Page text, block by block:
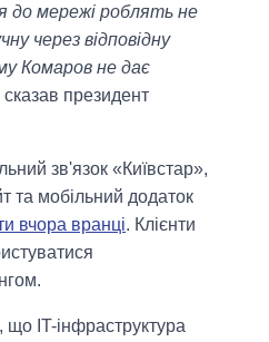
до мережі роблять не
через відповідну
Комаров не дає
сказав президент
зв'язок «Київстар»,
та мобільний додаток
вчора вранці. Клієнти
що IT-інфраструктура